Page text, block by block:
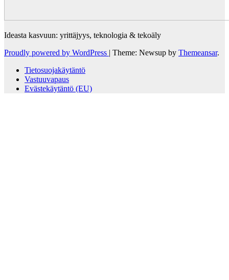
Ideasta kasvuun: yrittäjyys, teknologia & tekoäly
Proudly powered by WordPress | Theme: Newsup by Themeansar.
Tietosuojakäytäntö
Vastuuvapaus
Evästekäytäntö (EU)